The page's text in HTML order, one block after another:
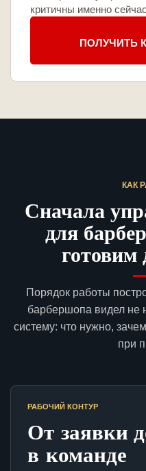
критичны именно
ПОЛУЧИТЬ
КАК
Сначала
для
Порядок работы
барбершопа видел не
систему: что нужно,
при
РАБОЧИЙ КОНТУР
От заявки
в команде